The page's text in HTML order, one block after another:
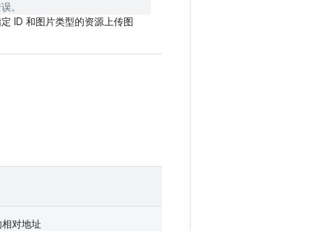
。
ID 和图片类型的资源上传图
对地址